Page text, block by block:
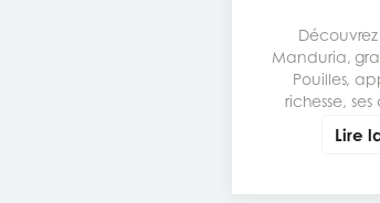
Manduria,
Pouilles,
richesse,
Lire